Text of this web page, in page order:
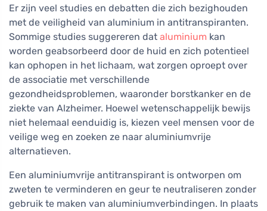
Er zijn veel studies en debatten die zich bezighouden
met de veiligheid van aluminium in antitranspiranten.
Sommige studies suggereren dat aluminium kan
worden geabsorbeerd door de huid en zich potentieel
kan ophopen in het lichaam, wat zorgen oproept over
de associatie met verschillende
gezondheidsproblemen, waaronder borstkanker en de
ziekte van Alzheimer. Hoewel wetenschappelijk bewijs
niet helemaal eenduidig is, kiezen veel mensen voor de
veilige weg en zoeken ze naar aluminiumvrije
alternatieven.
Een aluminiumvrije antitranspirant is ontworpen om
zweten te verminderen en geur te neutraliseren zonder
gebruik te maken van aluminiumverbindingen. In plaats